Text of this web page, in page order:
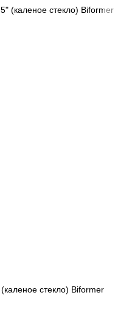
стекло) Biformer